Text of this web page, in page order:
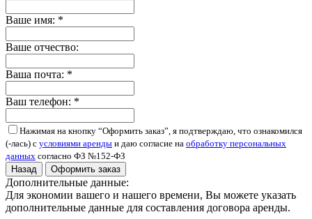
Ваше имя: *
Ваше отчество:
Ваша почта: *
Ваш телефон: *
Нажимая на кнопку “Оформить заказ”, я подтверждаю, что ознакомился
(-лась) с условиями аренды и даю согласие на обработку персональных
данных согласно ФЗ №152-ФЗ
Назад
Оформить заказ
Дополнительные данные:
Для экономии вашего и нашего времени, Вы можете указать
дополнительные данные для составления договора аренды.